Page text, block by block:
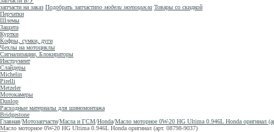
запчасти на заказ Подобрать запчастипо модели мотоцикла Товары со скидкой
Перчатки
Шлемы
Защита
Куртки
Кофры, сумки, дуги
Чехлы на мотоциклы
Сигнализации, Блокираторы
Инструмент
Слайдеры
Michelin
Pirelli
Metzeler
Мотокамеры
Dunlop
Расходные материалы для шиномонтажа
Bridgestone
Главная/Мотозапчасти/Масла и ГСМ/Honda/Масло моторное 0W-20 HG Ultima 0.946L Honda оригинал
Масло моторное 0W-20 HG Ultima 0.946L Honda оригинал (арт. 08798-9037)